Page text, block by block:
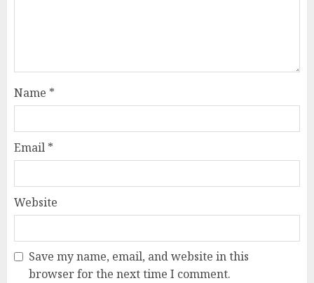
Name *
Email *
Website
Save my name, email, and website in this
browser for the next time I comment.